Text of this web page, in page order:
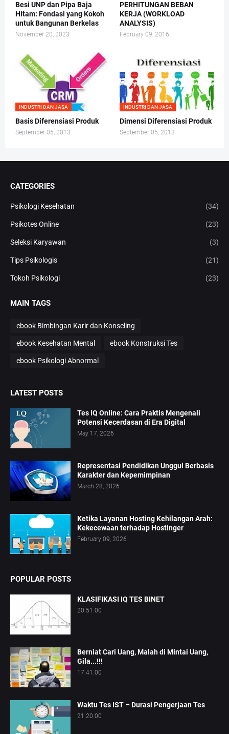
Besi UNP dan Pipa Baja
Hitam: Fondasi yang Kokoh
untuk Bangunan Berkelas
November 20, 2023
PERHITUNGAN BEBAN
KERJA (WORKLOAD
ANALYSIS)
February 09, 2016
INDUSTRI DAN JASA
Basis Diferensiasi Produk
September 05, 2013
INDUSTRI DAN JASA
Dimensi Diferensiasi Produk
September 05, 2013
CATEGORIES
Psikologi Kesehatan (34)
Psikotes Online (23)
Seleksi Karyawan (3)
Tips Psikologis (21)
Tokoh Psikologi (23)
MAIN TAGS
ebook Bimbingan Karir dan Konseling
ebook Kesehatan Mental ebook Konstruksi Tes
ebook Psikologi Abnormal
LATEST POSTS
Tes IQ Online: Cara Praktis Mengenali
Potensi Kecerdasan di Era Digital
May 17, 2026
Representasi Pendidikan Unggul Berbasis
Karakter dan Kepemimpinan
March 28, 2026
Ketika Layanan Hosting Kehilangan Arah:
Kekecewaan terhadap Hostinger
February 09, 2026
POPULAR POSTS
KLASIFIKASI IQ TES BINET
20.51.00
Berniat Cari Uang, Malah di Mintai Uang,
Gila...!!!
17.41.00
Waktu Tes IST – Durasi Pengerjaan Tes
21.20.00